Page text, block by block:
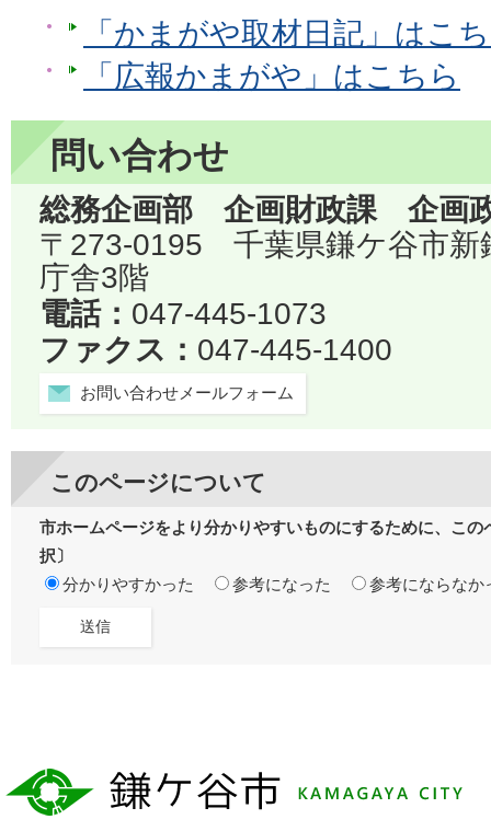
「かまがや取材日記」はこ
「広報かまがや」はこちら
問い合わせ
総務企画部 企画財政課 企画
〒273-0195 千葉県鎌ケ谷市
庁舎3階
電話： 047-445-1073
ファクス： 047-445-1400
お問い合わせメールフォーム
このページについて
市ホームページをより分かりやすいものにするために、こ
択〕
分かりやすかった
参考になった 参考にならなか